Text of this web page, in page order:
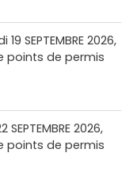
SEPTEMBRE 2026,
points de permis
2026,
points de permis